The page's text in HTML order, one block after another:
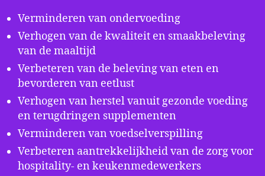
Verminderen van ondervoeding
Verhogen van de kwaliteit en smaakbeleving
van de maaltijd
Verbeteren van de beleving van eten en
bevorderen van eetlust
Verhogen van herstel vanuit gezonde voeding
en terugdringen supplementen
Verminderen van voedselverspilling
Verbeteren aantrekkelijkheid van de zorg voor
hospitality- en keukenmedewerkers